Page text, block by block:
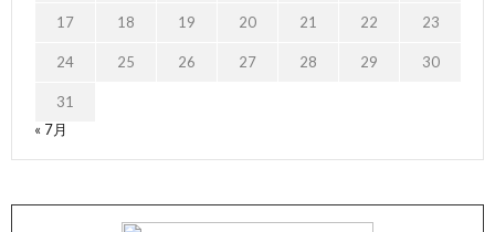
17 18 19 20 21 22 23
24 25 26 27 28 29 30
31
« 7月